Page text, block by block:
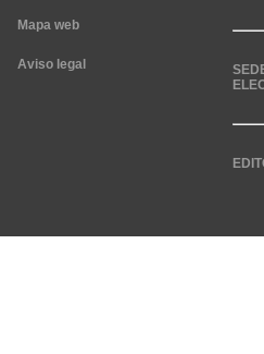
Mapa web
Aviso legal